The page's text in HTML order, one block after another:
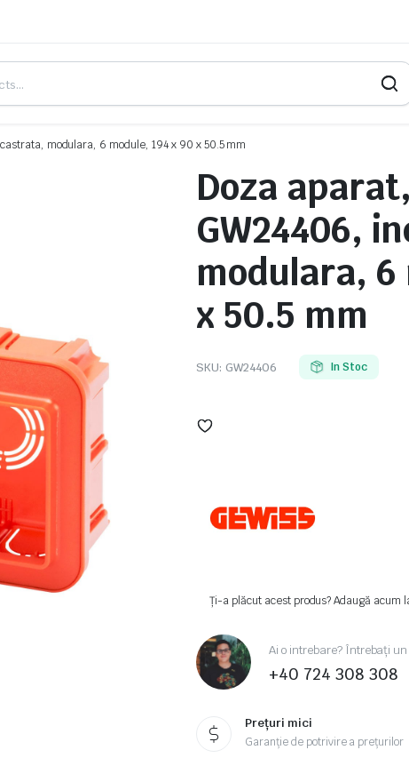
modulara, 6 module, 194 x 90 x 50.5 mm
Doza
GW24406,
modulara, 6
x 50.5 mm
SKU: GW24406 In Stoc
Ți-a plăcut acest produs? Adaugă acum
Ai o intrebare? Întrebați
+40 724 308 308
Prețuri mici
Garanție de potrivire a prețurilor